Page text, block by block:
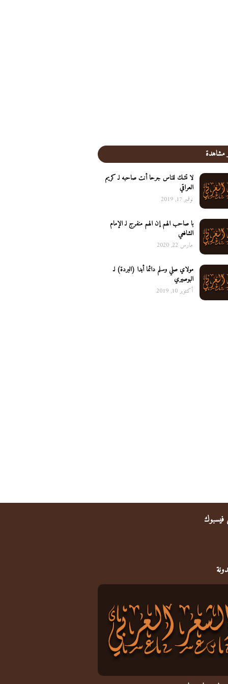
مشاهدة
لا تشك للناس جرحا أنت صاحبه لـ كريم
العراقي
نوفمبر 17, 2019
يا صاحب الهم إن الهم منفرج لـ الإمام
الشافعي
مارس 22, 2020
مولاي صلي وسلم دائما أبدا (البردة) لـ
البوصيري
أكتوبر 10, 2019
فيسبوك